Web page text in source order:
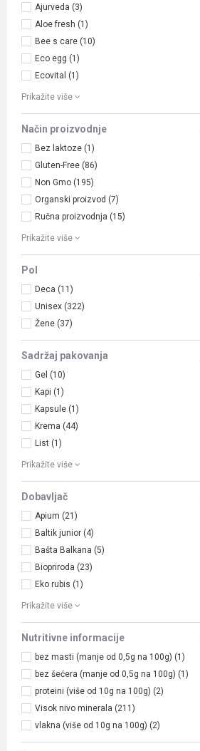
Ajurveda (3)
Aloe fresh (1)
Bee s care (10)
Eco egg (1)
Ecovital (1)
Prikažite više
Način proizvodnje
Bez laktoze (1)
Gluten-Free (86)
Non Gmo (195)
Organski proizvod (7)
Ručna proizvodnja (15)
Prikažite više
Pol
Deca (11)
Unisex (322)
Žene (37)
Sadržaj pakovanja
Gel (10)
Kapi (1)
Kapsule (1)
Krema (44)
List (1)
Prikažite više
Dobavljač
Apium (21)
Baltik junior (4)
Bašta Balkana (5)
Biopriroda (23)
Eko rubis (1)
Prikažite više
Nutritivne informacije
bez masti (manje od 0,5g na 100g) (1)
bez šećera (manje od 0,5g na 100g) (1)
proteini (više od 10g na 100g) (2)
Visok nivo minerala (211)
vlakna (više od 10g na 100g) (2)